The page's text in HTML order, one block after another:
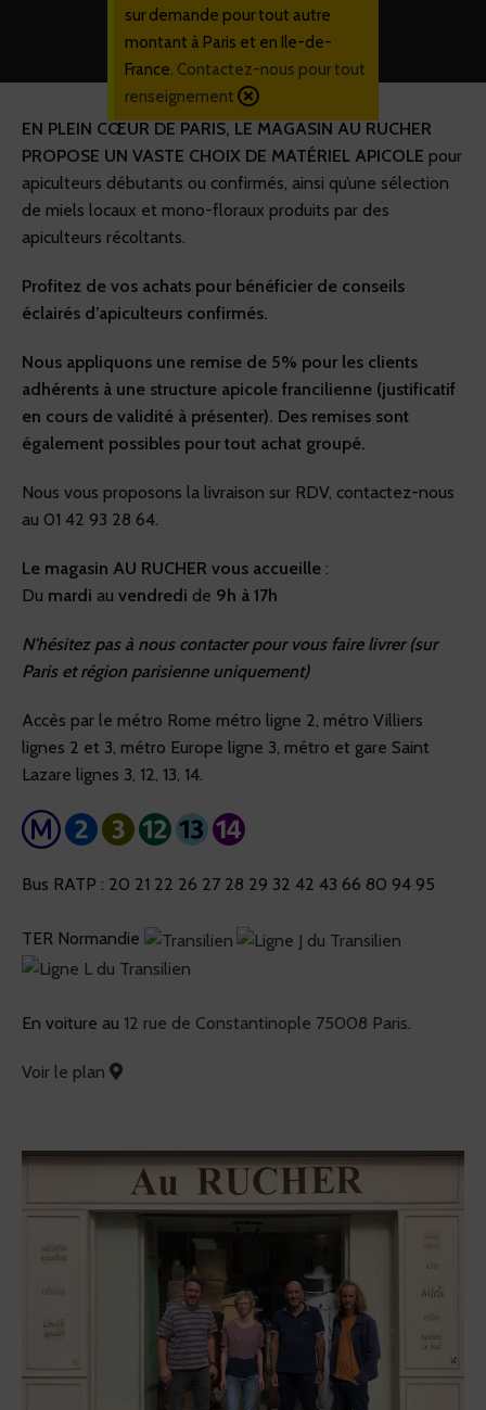
sur demande pour tout autre
montant à Paris et en Ile-de-
France. Contactez-nous pour tout
renseignement
EN PLEIN CŒUR DE PARIS, LE MAGASIN AU RUCHER
PROPOSE UN VASTE CHOIX DE MATÉRIEL APICOLE pour
apiculteurs débutants ou confirmés, ainsi qu’une sélection
de miels locaux et mono-floraux produits par des
apiculteurs récoltants.
Profitez de vos achats pour bénéficier de conseils
éclairés d’apiculteurs confirmés.
Nous appliquons une remise de 5% pour les clients
adhérents à une structure apicole francilienne (justificatif
en cours de validité à présenter). Des remises sont
également possibles pour tout achat groupé.
Nous vous proposons la livraison sur RDV, contactez-nous
au 01 42 93 28 64.
Le magasin AU RUCHER vous accueille :
Du mardi au vendredi de 9h à 17h
N'hésitez pas à nous contacter pour vous faire livrer (sur
Paris et région parisienne uniquement)
Accès par le métro Rome métro ligne 2, métro Villiers
lignes 2 et 3, métro Europe ligne 3, métro et gare Saint
Lazare lignes 3, 12, 13, 14.
Bus RATP : 20 21 22 26 27 28 29 32 42 43 66 80 94 95
TER Normandie
En voiture au 12 rue de Constantinople 75008 Paris.
Voir le plan